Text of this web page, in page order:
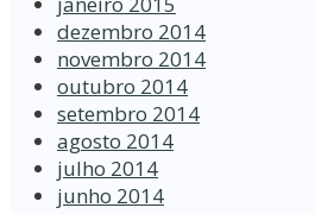
dezembro 2014
novembro 2014
outubro 2014
setembro 2014
agosto 2014
julho 2014
junho 2014